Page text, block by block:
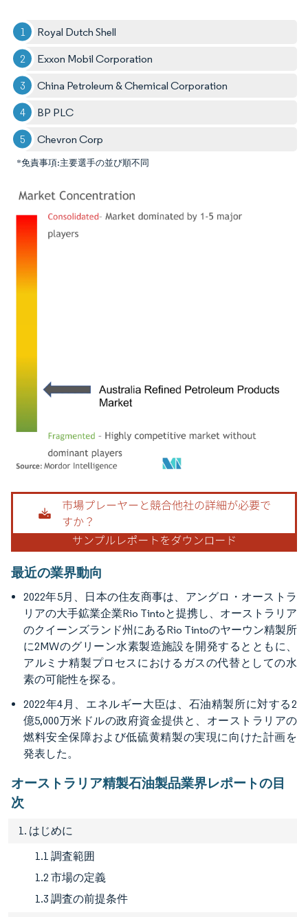
Royal Dutch Shell
Exxon Mobil Corporation
China Petroleum & Chemical Corporation
BP PLC
Chevron Corp
*免責事項:主要選手の並び順不同
画像 © Mordor Intelligence。再利用にはCC BY 4.0の表示が必要です。
最近の業界動向
2022年5月、日本の住友商事は、アングロ・オーストラ
リアの大手鉱業企業Rio Tintoと提携し、オーストラリア
のクイーンズランド州にあるRio Tintoのヤーウン精製所
に2MWのグリーン水素製造施設を開発するとともに、
アルミナ精製プロセスにおけるガスの代替としての水
素の可能性を探る。
2022年4月、エネルギー大臣は、石油精製所に対する2
億5,000万米ドルの政府資金提供と、オーストラリアの
燃料安全保障および低硫黄精製の実現に向けた計画を
発表した。
オーストラリア精製石油製品業界レポートの目
次
1. はじめに
1.1 調査範囲
1.2 市場の定義
1.3 調査の前提条件